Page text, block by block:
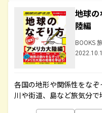
地球
陸編
BOOKS
各国の地形や関係性をなぞ
川や街道、島など旅気分で